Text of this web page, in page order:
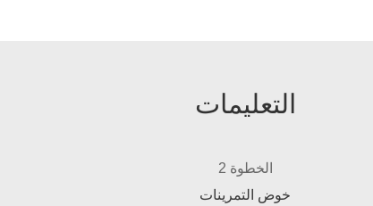
التعليمات
الخطوة 2
خوض التمرينات